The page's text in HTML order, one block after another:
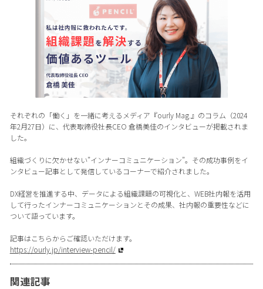
それぞれの「働く」を一緒に考えるメディア『ourly Mag.』のコラム（2024
年2月27日）に、代表取締役社長CEO 倉橋美佳のインタビューが掲載されま
した。
組織づくりに欠かせない”インナーコミュニケーション”。その成功事例をイ
ンタビュー記事として発信しているコーナーで紹介されました。
DX経営を推進する中、データによる組織課題の可視化と、WEB社内報を活用
して行ったインナーコミュニケーションとその成果、社内報の重要性などに
ついて語っています。
記事はこちらからご確認いただけます。
https://ourly.jp/interview-pencil/
関連記事